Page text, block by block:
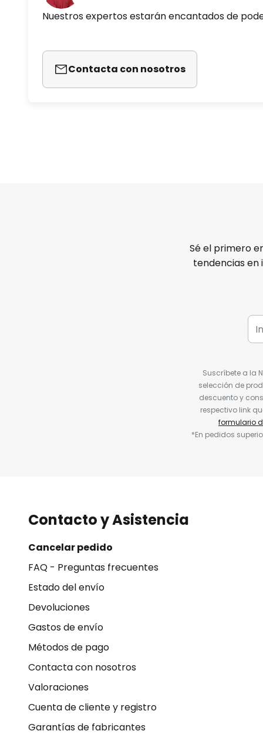
Nuestros expertos estarán encantados de
Contacta con nosotros
Sé el primero
tendencias en
Suscríbete a la
selección de
descuento y
respectivo link
formulario
*En pedidos
Contacto y Asistencia
Cancelar pedido
FAQ - Preguntas frecuentes
Estado del envío
Devoluciones
Gastos de envío
Métodos de pago
Contacta con nosotros
Valoraciones
Cuenta de cliente y registro
Garantías de fabricantes